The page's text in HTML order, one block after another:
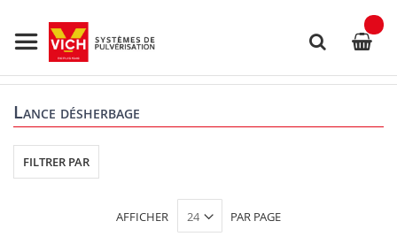
au
contenu
Rechercher
Lance désherbage
AFFICHER PAR PAGE
FILTRER PAR